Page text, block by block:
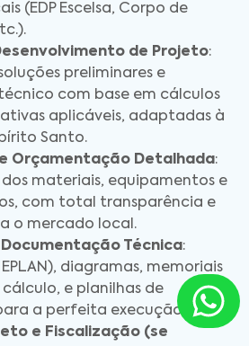
(EDP Escelsa, Corpo de
de Projeto:
preliminares e
com base em cálculos
aplicáveis, adaptadas à
Santo.
Orçamentação Detalhada:
materiais, equipamentos e
com total transparência e
o mercado local.
Técnica:
EPLAN), diagramas, memoriais
e planilhas de
a perfeita execução no ES.
e Fiscalização (se